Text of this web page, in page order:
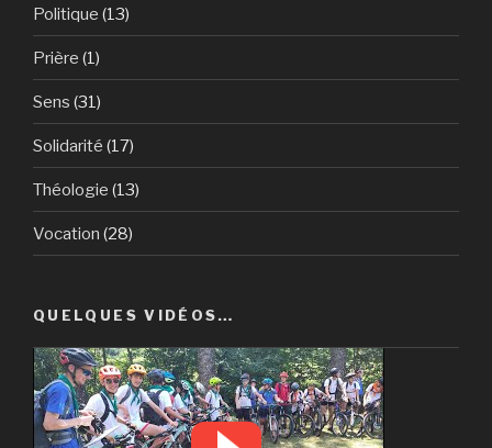
Politique (13)
Prière (1)
Sens (31)
Solidarité (17)
Théologie (13)
Vocation (28)
QUELQUES VIDÉOS…